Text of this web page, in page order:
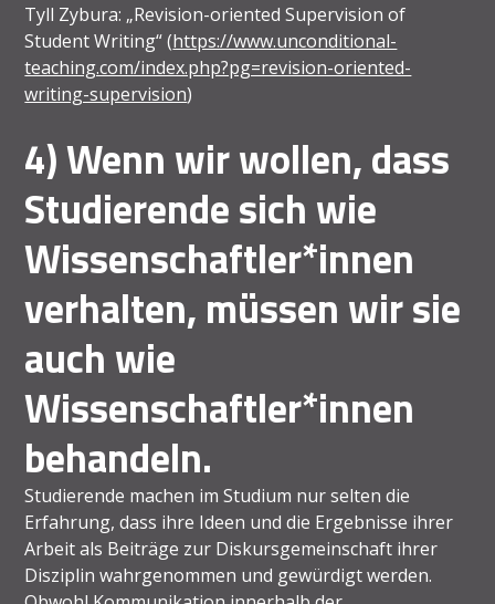
Tyll Zybura: „Revision-oriented Supervision of
Student Writing“ (https://www.unconditional-
teaching.com/index.php?pg=revision-oriented-
writing-supervision)
4) Wenn wir wollen, dass
Studierende sich wie
Wissenschaftler*innen
verhalten, müssen wir sie
auch wie
Wissenschaftler*innen
behandeln.
Studierende machen im Studium nur selten die
Erfahrung, dass ihre Ideen und die Ergebnisse ihrer
Arbeit als Beiträge zur Diskursgemeinschaft ihrer
Disziplin wahrgenommen und gewürdigt werden.